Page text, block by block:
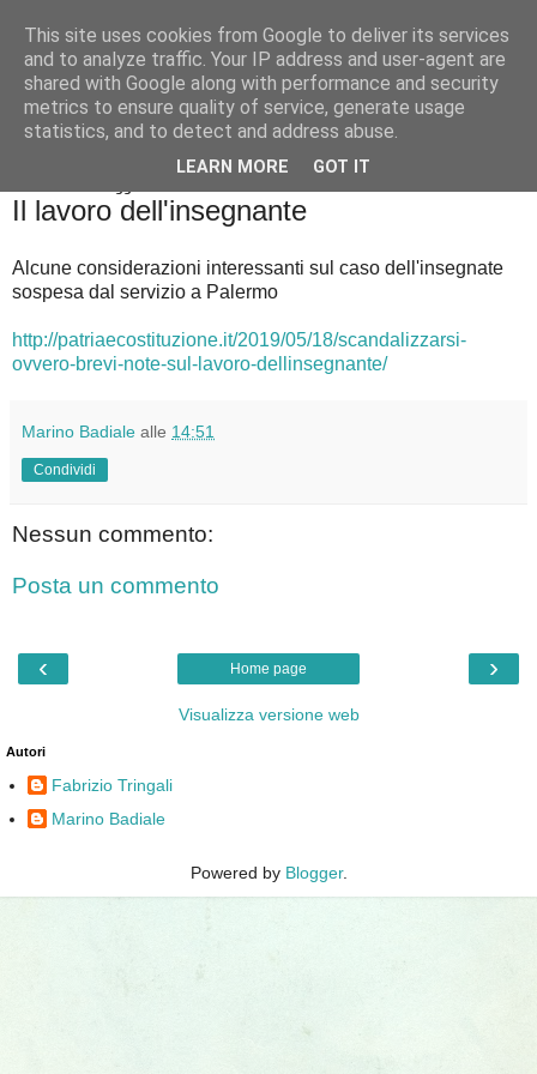
Badiale & Tringali
Il lavoro dell'insegnante
Alcune considerazioni interessanti sul caso dell'insegnate
sospesa dal servizio a Palermo
http://patriaecostituzione.it/2019/05/18/scandalizzarsi-
ovvero-brevi-note-sul-lavoro-dellinsegnante/
Marino Badiale alle 14:51
Condividi
Nessun commento:
Posta un commento
‹ ›
Home page
Visualizza versione web
Autori
Fabrizio Tringali
Marino Badiale
Powered by Blogger.
This site uses cookies from Google to deliver its services
and to analyze traffic. Your IP address and user-agent are
shared with Google along with performance and security
metrics to ensure quality of service, generate usage
statistics, and to detect and address abuse.
LEARN MORE GOT IT